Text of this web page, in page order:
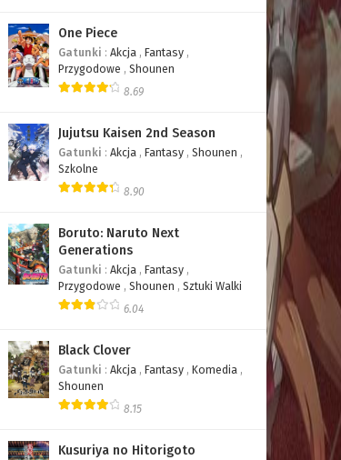
One Piece
Gatunki : Akcja , Fantasy ,
Przygodowe , Shounen
8.69
Jujutsu Kaisen 2nd Season
Gatunki : Akcja , Fantasy , Shounen ,
Szkolne
8.90
Boruto: Naruto Next
Generations
Gatunki : Akcja , Fantasy ,
Przygodowe , Shounen , Sztuki Walki
6.04
Black Clover
Gatunki : Akcja , Fantasy , Komedia ,
Shounen
8.15
Kusuriya no Hitorigoto